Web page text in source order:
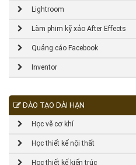
Lightroom
Làm phim kỹ xảo After Effects
Quảng cáo Facebook
Inventor
ĐÀO TẠO DÀI HẠN
Học vẽ cơ khí
Học thiết kế nội thất
Học thiết kế kiến trúc